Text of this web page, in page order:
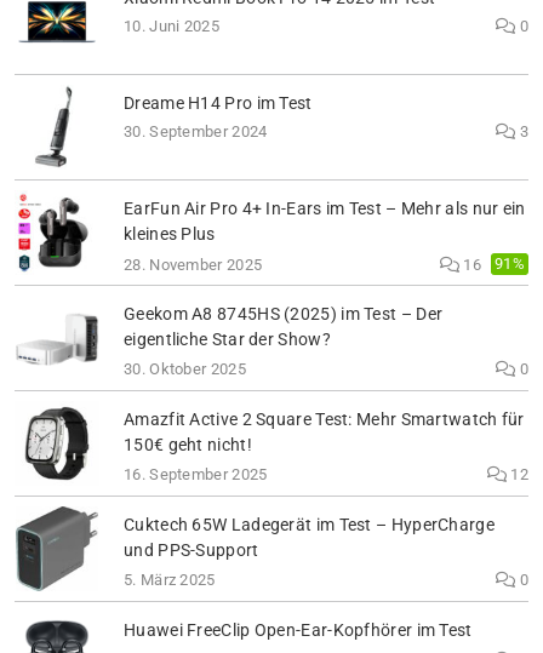
10. Juni 2025 0
Dreame H14 Pro im Test
30. September 2024 3
EarFun Air Pro 4+ In-Ears im Test – Mehr als nur ein
kleines Plus
28. November 2025 16 91%
Geekom A8 8745HS (2025) im Test – Der
eigentliche Star der Show?
30. Oktober 2025 0
Amazfit Active 2 Square Test: Mehr Smartwatch für
150€ geht nicht!
16. September 2025 12
Cuktech 65W Ladegerät im Test – HyperCharge
und PPS-Support
5. März 2025 0
Huawei FreeClip Open-Ear-Kopfhörer im Test